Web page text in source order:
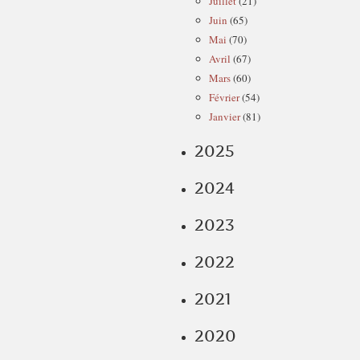
Juin (65)
Mai (70)
Avril (67)
Mars(60)
Février(54)
Janvier(81)
2025
2024
2023
2022
2021
2020